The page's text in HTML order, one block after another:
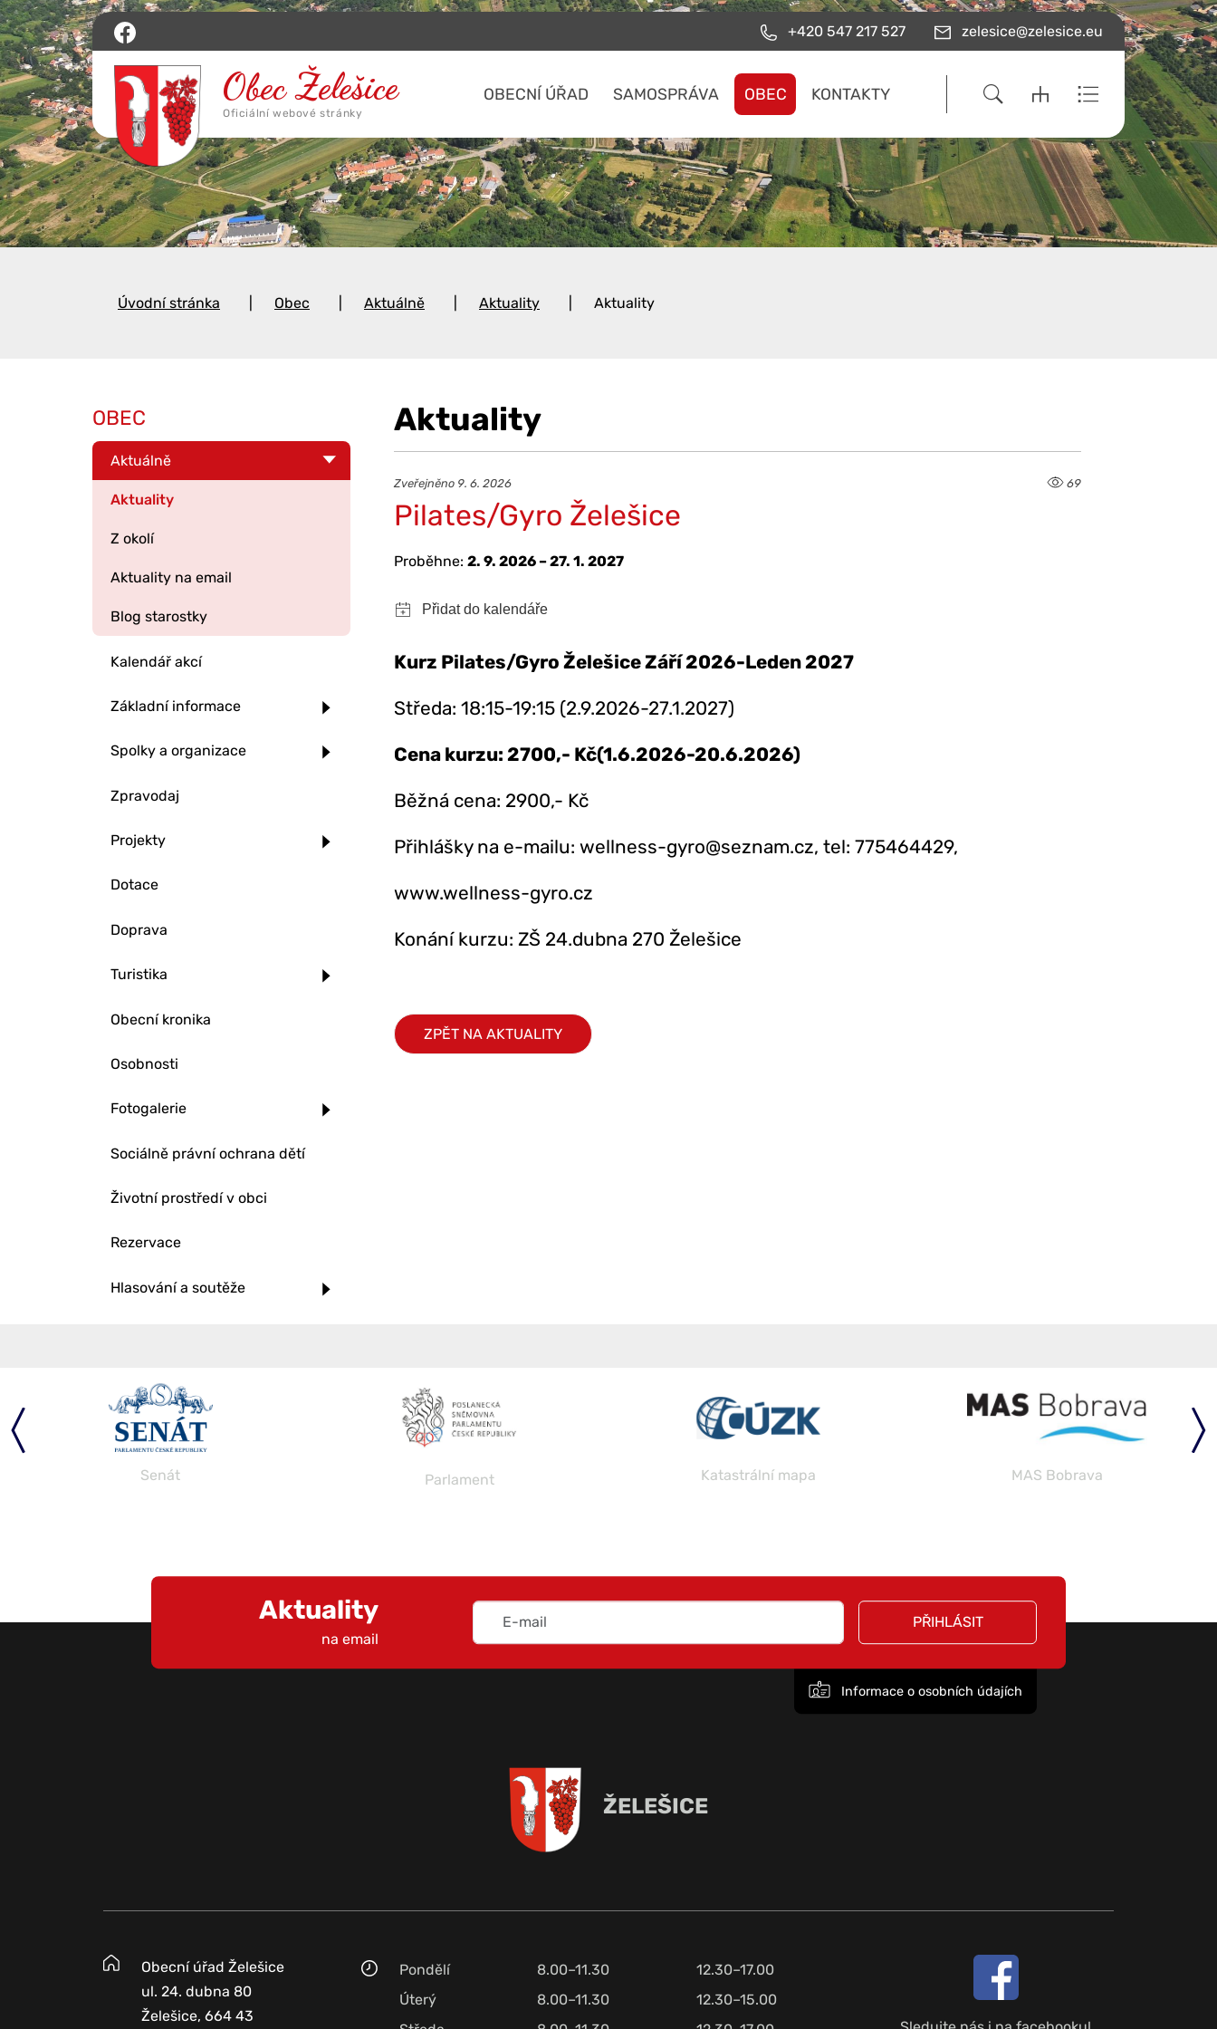
+420 547 217 527 zelesice@zelesice.eu
OBECNÍ ÚŘAD SAMOSPRÁVA OBEC KONTAKTY
Úvodní stránka Obec Aktuálně Aktuality Aktuality
Aktuality
Zveřejněno 9. 6. 2026 69
Pilates/Gyro Želešice
Proběhne: 2. 9. 2026 – 27. 1. 2027
Kurz Pilates/Gyro Želešice Září 2026-Leden 2027
Středa: 18:15-19:15 (2.9.2026-27.1.2027)
Cena kurzu: 2700,- Kč(1.6.2026-20.6.2026)
Běžná cena: 2900,- Kč
Přihlášky na e-mailu: wellness-gyro@seznam.cz, tel: 775464429,
www.wellness-gyro.cz
Konání kurzu: ZŠ 24.dubna 270 Želešice
ZPĚT NA AKTUALITY
OBEC
Aktuálně
Aktuality
Z okolí
Aktuality na email
Blog starostky
Kalendář akcí
Základní informace
Spolky a organizace
Zpravodaj
Projekty
Dotace
Doprava
Turistika
Obecní kronika
Osobnosti
Fotogalerie
Sociálně právní ochrana dětí
Životní prostředí v obci
Rezervace
Hlasování a soutěže
Senát Parlament Katastrální mapa MAS Bobrava
Aktuality
na email
PŘIHLÁSIT
Informace o osobních údajích
ŽELEŠICE
Obecní úřad Želešice
ul. 24. dubna 80
Želešice, 664 43
Pondělí 8.00–11.30
12.30–17.00
Úterý
8.00–11.30
12.30–15.00